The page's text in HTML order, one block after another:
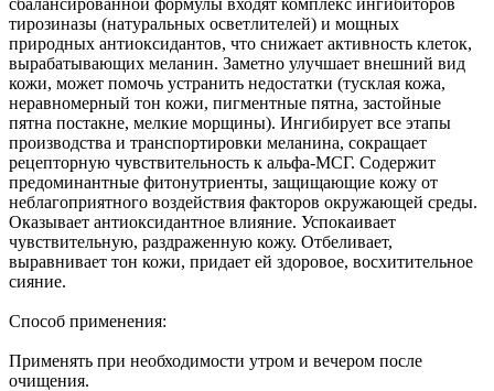
тирозиназы (натуральных осветлителей) и мощных
природных антиоксидантов, что снижает активность клеток,
вырабатывающих меланин. Заметно улучшает внешний вид
кожи, может помочь устранить недостатки (тусклая кожа,
неравномерный тон кожи, пигментные пятна, застойные
пятна постакне, мелкие морщины). Ингибирует все этапы
производства и транспортировки меланина, сокращает
рецепторную чувствительность к альфа-МСГ. Содержит
предоминантные фитонутриенты, защищающие кожу от
неблагоприятного воздействия факторов окружающей среды.
Оказывает антиоксидантное влияние. Успокаивает
чувствительную, раздраженную кожу. Отбеливает,
выравнивает тон кожи, придает ей здоровое, восхитительное
сияние.
Способ применения:
Применять при необходимости утром и вечером после
очищения.